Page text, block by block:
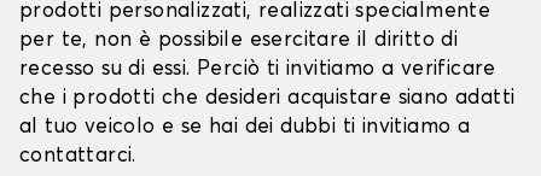
prodotti personalizzati, realizzati specialmente
per te, non è possibile esercitare il diritto di
recesso su di essi. Perciò ti invitiamo a verificare
che i prodotti che desideri acquistare siano adatti
al tuo veicolo e se hai dei dubbi ti invitiamo a
contattarci.